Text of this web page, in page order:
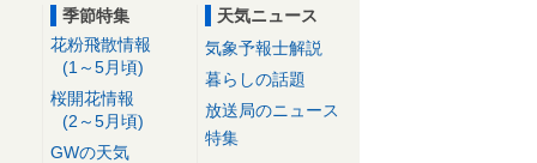
季節特集
花粉飛散情報
(1～5月頃)
桜開花情報
(2～5月頃)
GWの天気
天気ニュース
気象予報士解説
暮らしの話題
放送局のニュース
特集